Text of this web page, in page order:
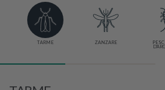
TARME ZANZARE